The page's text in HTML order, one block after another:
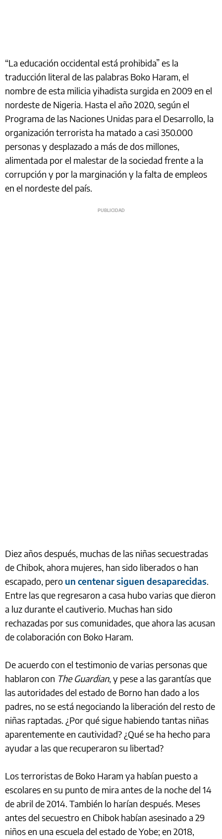
“La educación occidental está prohibida” es la
traducción literal de las palabras Boko Haram, el
nombre de esta milicia yihadista surgida en 2009 en el
nordeste de Nigeria. Hasta el año 2020, según el
Programa de las Naciones Unidas para el Desarrollo, la
organización terrorista ha matado a casi 350.000
personas y desplazado a más de dos millones,
alimentada por el malestar de la sociedad frente a la
corrupción y por la marginación y la falta de empleos
en el nordeste del país.
Diez años después, muchas de las niñas secuestradas
de Chibok, ahora mujeres, han sido liberados o han
escapado, pero un centenar siguen desaparecidas.
Entre las que regresaron a casa hubo varias que dieron
a luz durante el cautiverio. Muchas han sido
rechazadas por sus comunidades, que ahora las acusan
de colaboración con Boko Haram.
De acuerdo con el testimonio de varias personas que
hablaron con The Guardian, y pese a las garantías que
las autoridades del estado de Borno han dado a los
padres, no se está negociando la liberación del resto de
niñas raptadas. ¿Por qué sigue habiendo tantas niñas
aparentemente en cautividad? ¿Qué se ha hecho para
ayudar a las que recuperaron su libertad?
Los terroristas de Boko Haram ya habían puesto a
escolares en su punto de mira antes de la noche del 14
de abril de 2014. También lo harían después. Meses
antes del secuestro en Chibok habían asesinado a 29
niños en una escuela del estado de Yobe; en 2018,